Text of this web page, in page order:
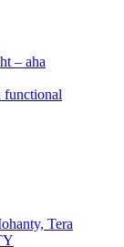
– aha
Tera